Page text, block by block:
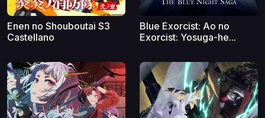
Enen no Shouboutai S3
Castellano
Blue Exorcist: Ao no
Exorcist: Yosuga-he...